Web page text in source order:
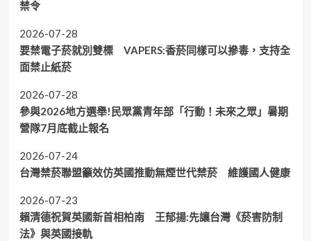
禁令
2026-07-28
要禁電子菸就別雙標 VAPERS:香菸同樣可以摻毒，支持全
面禁止紙菸
2026-07-28
參與2026地方選舉!民眾黨青年部「行動！未來之眾」暑期
營隊7月底截止報名
2026-07-24
台灣禁菸聯盟籲效仿英國推動無煙世代禁菸 維護國人健康
2026-07-23
賴清德祝賀英國新首相柏南 王郁揚:先讓台灣《菸害防制
法》與英國接軌